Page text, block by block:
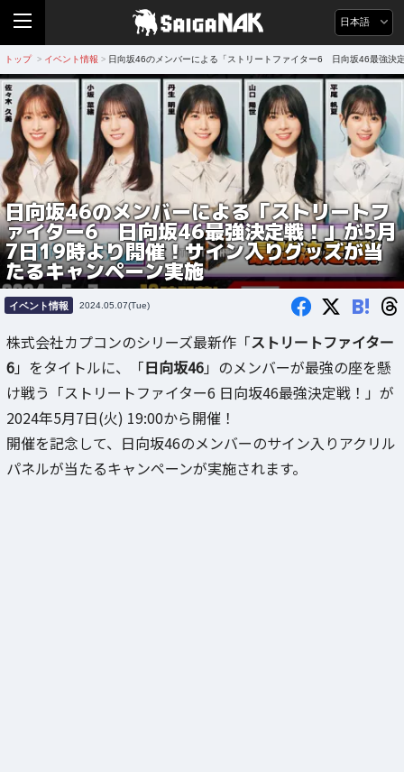
日本語
トップ > イベント情報 > 日向坂46のメンバーによる「ストリートファイター6 日向坂46最強決
日向坂46のメンバーによる「ストリートフ
ァイター6 日向坂46最強決定戦！」が5月
7日19時より開催！サイン入りグッズが当
たるキャンペーン実施
イベント情報 2024.05.07(Tue) B!
株式会社カプコンのシリーズ最新作「ストリートファイター
6」をタイトルに、「日向坂46」のメンバーが最強の座を懸
け戦う「ストリートファイター6 日向坂46最強決定戦！」が
2024年5月7日(火) 19:00から開催！
開催を記念して、日向坂46のメンバーのサイン入りアクリル
パネルが当たるキャンペーンが実施されます。